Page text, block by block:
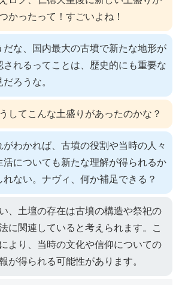
かったって！すごいよね！
だな、国内最大の古墳で新たな地形が
されるってことは、歴史的にも重要な
だろうな。
してこんな土盛りがあったのかな？
がわかれば、古墳の役割や当時の人々
活についても新たな理解が得られるか
れない。ナヴィ、何か補足できる？
、土壇の存在は古墳の構造や祭祀の
に関連していると考えられます。こ
より、当時の文化や信仰についての
が得られる可能性があります。